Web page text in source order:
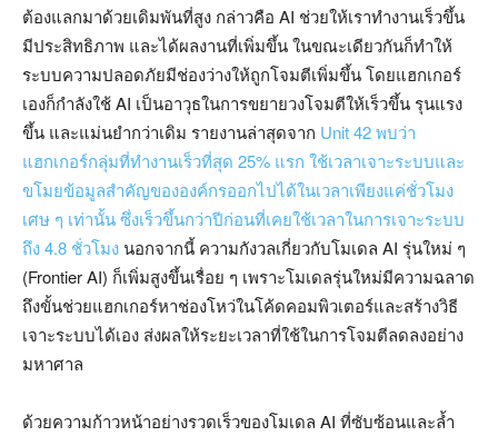
ต้องแลกมาด้วยเดิมพันที่สูง กล่าวคือ AI ช่วยให้เราทำงานเร็วขึ้น
มีประสิทธิภาพ และได้ผลงานที่เพิ่มขึ้น ในขณะเดียวกันก็ทำให้
ระบบความปลอดภัยมีช่องว่างให้ถูกโจมตีเพิ่มขึ้น โดยแฮกเกอร์
เองก็กำลังใช้ AI เป็นอาวุธในการขยายวงโจมตีให้เร็วขึ้น รุนแรง
ขึ้น และแม่นยำกว่าเดิม รายงานล่าสุดจาก Unit 42 พบว่า
แฮกเกอร์กลุ่มที่ทำงานเร็วที่สุด 25% แรก ใช้เวลาเจาะระบบและ
ขโมยข้อมูลสำคัญขององค์กรออกไปได้ในเวลาเพียงแค่ชั่วโมง
เศษ ๆ เท่านั้น ซึ่งเร็วขึ้นกว่าปีก่อนที่เคยใช้เวลาในการเจาะระบบ
ถึง 4.8 ชั่วโมงนอกจากนี้ ความกังวลเกี่ยวกับโมเดล AI รุ่นใหม่ ๆ
(Frontier AI) ก็เพิ่มสูงขึ้นเรื่อย ๆ เพราะโมเดลรุ่นใหม่มีความฉลาด
ถึงขั้นช่วยแฮกเกอร์หาช่องโหว่ในโค้ดคอมพิวเตอร์และสร้างวิธี
เจาะระบบได้เอง ส่งผลให้ระยะเวลาที่ใช้ในการโจมตีลดลงอย่าง
มหาศาล
ด้วยความก้าวหน้าอย่างรวดเร็วของโมเดล AI ที่ซับซ้อนและล้ำ